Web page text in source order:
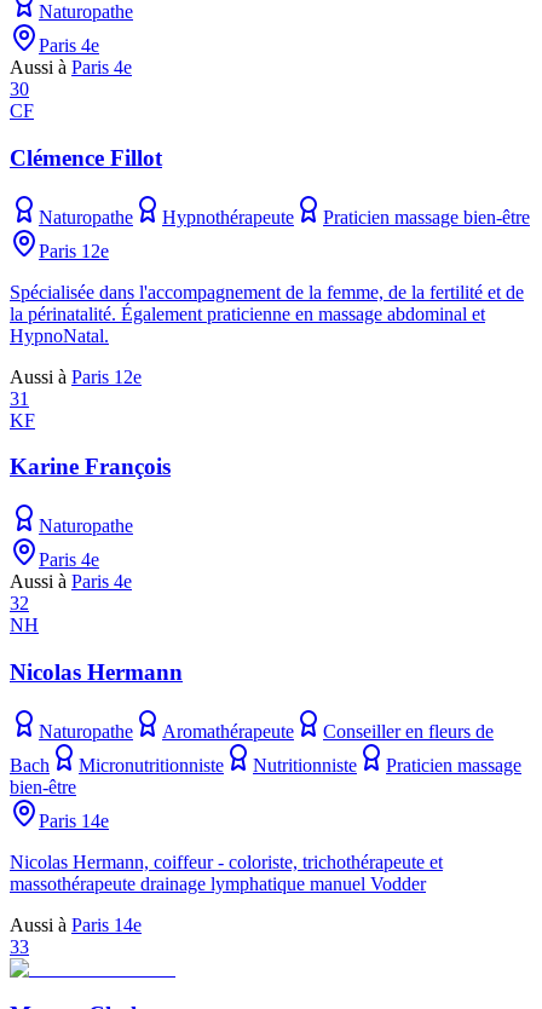
Naturopathe
Paris 4e
Aussi à Paris 4e
30
CF
Clémence Fillot
Naturopathe Hypnothérapeute
Praticien massage bien-être
Paris 12e
Spécialisée dans l'accompagnement de la femme, de la fertilité et de
la périnatalité. Également praticienne en massage abdominal et
HypnoNatal.
Aussi à Paris 12e
31
KF
Karine François
Naturopathe
Paris 4e
Aussi à Paris 4e
32
NH
Nicolas Hermann
Naturopathe Aromathérapeute
Conseiller en fleurs de
Bach
Micronutritionniste Nutritionniste
Praticien massage
bien-être
Paris 14e
Nicolas Hermann, coiffeur - coloriste, trichothérapeute et
massothérapeute drainage lymphatique manuel Vodder
Aussi à Paris 14e
33